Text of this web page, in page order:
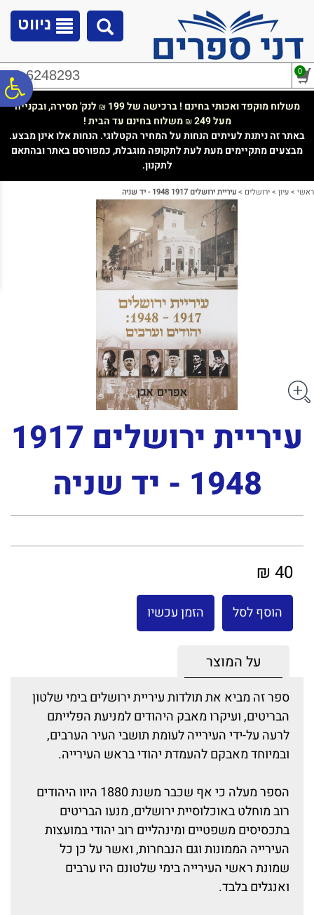
נגישות
ניווט
02-6248293 0
משלוח מוקפד ואכותי בחינם ! ברכישה של 199 ₪ לנק' מסירה, ובקנייה
מעל 249
₪משלוח בחינם עד הבית !
באתר זה ניתנת לעיתים הנחות על המחיר הקטלוגי. הנחות אלו אינן מבצע.
מבצעים מתקיימים מעת לעת לתקופה מוגבלת, כמפורסם באתר ובהתאם
לתקנון.
ראשי >עיון >ירושלים >עיריית ירושלים 1917 1948 - יד שניה
עיריית ירושלים 1917
1948 - יד שניה
40 ₪
הוסף לסל הזמן עכשיו
על המוצר
ספר זה מביא את תולדות עיריית ירושלים בימי שלטון
הבריטים, ועיקרו מאבק היהודים למניעת הפלייתם
לרעה על-ידי העירייה לעומת תושבי העיר הערבים,
ובמיוחד מאבקם להעמדת יהודי בראש העירייה.
הספר מעלה כי אף שכבר משנת 1880 היוו היהודים
רוב מוחלט באוכלוסיית ירושלים, מנעו הבריטים
בתכסיסים משפטיים ומינהליים רוב יהודי במועצות
העירייה הממונות וגם הנבחרות, ואשר על כן כל
שמונת ראשי העירייה בימי שלטונם היו ערבים
ואנגלים בלבד.